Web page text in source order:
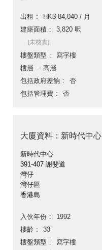
出租
HK$ 84,040 / 月
建築面積
3,820 呎
[未核實]
樓盤類型
寫字樓
樓層
高層
包括政府差餉
否
包括管理費
否
大廈資料：新時代中心
新時代中心
391-407 謝斐道
灣仔
灣仔區
香港島
入伙年份
1992
樓齡
33
樓盤類型
寫字樓